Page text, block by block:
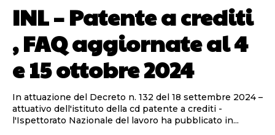
INL – Patente a crediti
, FAQ aggiornate al 4
e 15 ottobre 2024
In attuazione del Decreto n. 132 del 18 settembre 2024 –
attuativo dell'istituto della cd patente a crediti -
l'Ispettorato Nazionale del lavoro ha pubblicato in...